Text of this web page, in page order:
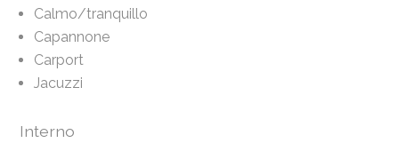
Calmo/tranquillo
Capannone
Carport
Jacuzzi
Interno